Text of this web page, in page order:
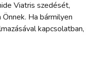
Viatris szedését,
Ha bármilyen
kapcsolatban,